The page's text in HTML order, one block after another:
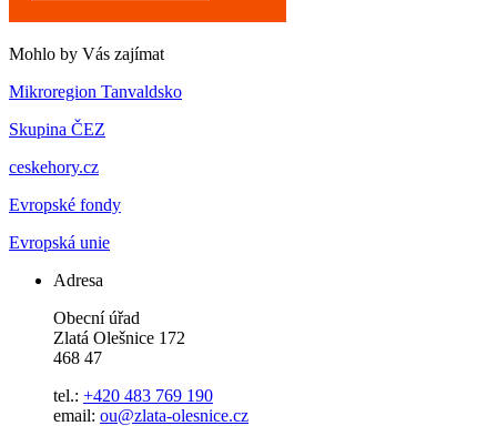
Mohlo by Vás zajímat
Mikroregion Tanvaldsko
Skupina ČEZ
ceskehory.cz
Evropské fondy
Evropská unie
Adresa
Obecní úřad
Zlatá Olešnice 172
468 47
tel.: +420 483 769 190
email: ou@zlata-olesnice.cz